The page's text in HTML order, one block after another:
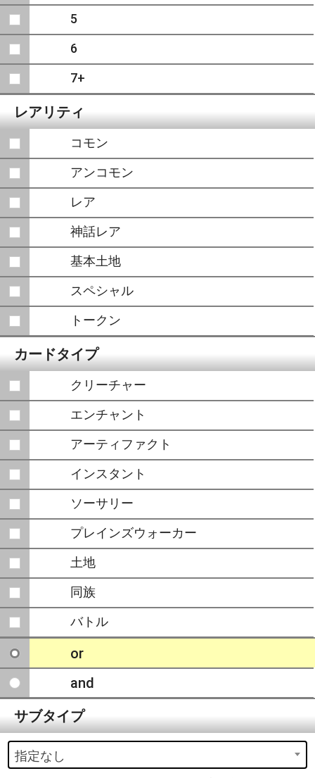
5
6
7+
レアリティ
コモン
アンコモン
レア
神話レア
基本土地
スペシャル
トークン
カードタイプ
クリーチャー
エンチャント
アーティファクト
インスタント
ソーサリー
プレインズウォーカー
土地
同族
バトル
or
and
サブタイプ
指定なし